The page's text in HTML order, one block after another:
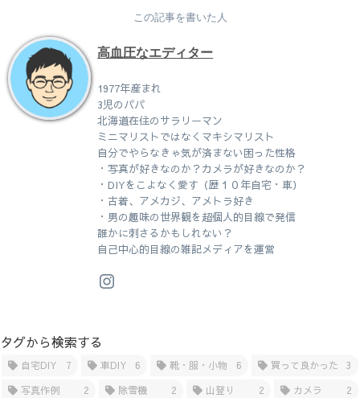
この記事を書いた人
高血圧なエディター
1977年産まれ
3児のパパ
北海道在住のサラリーマン
ミニマリストではなくマキシマリスト
自分でやらなきゃ気が済まない困った性格
・写真が好きなのか？カメラが好きなのか？
・DIYをこよなく愛す（歴１０年自宅・車）
・古着、アメカジ、アメトラ好き
・男の趣味の世界観を超個人的目線で発信
誰かに刺さるかもしれない？
自己中心的目線の雑記メディアを運営
タグから検索する
自宅DIY 7 車DIY 6 靴・服・小物 6 買って良かった
3
写真作例
2 除雪機 2 山登り 2 カメラ
2